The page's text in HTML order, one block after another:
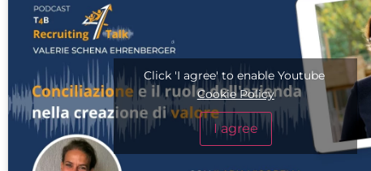
Click 'I agree' to enable Youtube
Cookie Policy
I agree